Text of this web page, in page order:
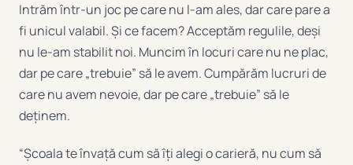
Intrăm într-un joc pe care nu l-am ales, dar care pare a
fi unicul valabil. Și ce facem? Acceptăm regulile, deși
nu le-am stabilit noi. Muncim în locuri care nu ne plac,
dar pe care „trebuie” să le avem. Cumpărăm lucruri de
care nu avem nevoie, dar pe care „trebuie” să le
deținem.
“Școala te învață cum să îți alegi o carieră, nu cum să